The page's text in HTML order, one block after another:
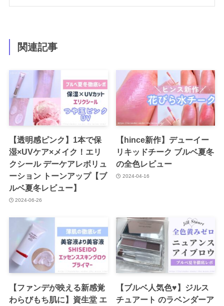
関連記事
【透明感ピンク】1本で保
湿×UVケア×メイク！エリ
クシール デーケアレボリュ
ーション トーンアップ【ブ
ルベ夏冬レビュー】
2024-06-26
【hince新作】デューイー
リキッドチーク ブルベ夏冬
の全色レビュー
2024-04-16
【ファンデが映える新感覚
わらびもち肌に】資生堂 エ
【ブルベ人気色♥】ジルス
チュアート のラベンダーア